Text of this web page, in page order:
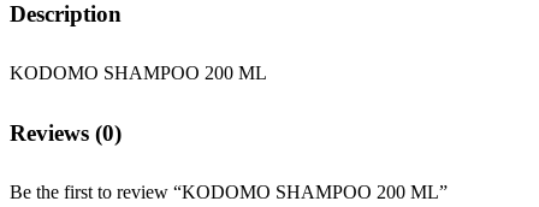
Description
KODOMO SHAMPOO 200 ML
Reviews (0)
Be the first to review “KODOMO SHAMPOO 200 ML”